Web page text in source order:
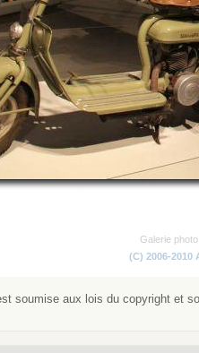
Galerie
(C) 2006-2010
soumise aux lois du copyright et